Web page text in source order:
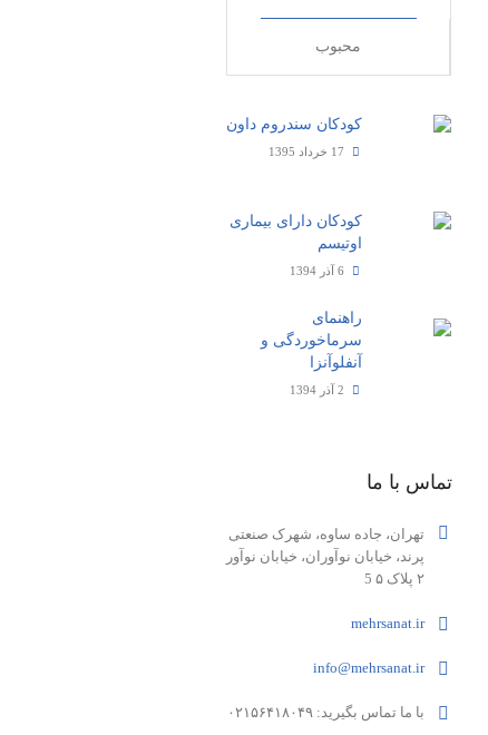
محبوب
کودکان سندروم داون
17 خرداد 1395
کودکان دارای بیماری
اوتیسم
6 آذر 1394
راهنمای
سرماخوردگی و
آنفلوآنزا
2 آذر 1394
تماس با ما
تهران، جاده ساوه، شهرک صنعتی
پرند، خیابان نوآوران، خیابان نوآور
۲ پلاک ۵ 5
mehrsanat.ir
info@mehrsanat.ir
با ما تماس بگیرید: ۰۲۱۵۶۴۱۸۰۴۹